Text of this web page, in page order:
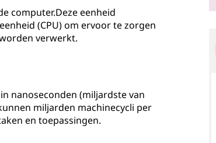
computer.Deze eenheid
(CPU) om ervoor te zorgen
verwerkt.
nanoseconden (miljardste van
miljarden machinecycli per
en toepassingen.